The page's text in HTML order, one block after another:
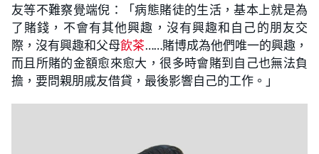
友等不難察覺端倪：「病態賭徒的生活，基本上就是為
了賭錢，不會有其他興趣，沒有興趣和自己的朋友交
際，沒有興趣和父母飲茶……賭博成為他們唯一的興趣，
而且所賭的金額愈來愈大，很多時會賭到自己也無法負
擔，要問親朋戚友借貸，最後影響自己的工作。」